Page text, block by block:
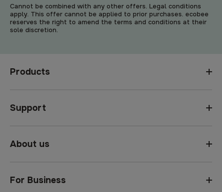
Cannot be combined with any other offers. Legal conditions
apply. This offer cannot be applied to prior purchases. ecobee
reserves the right to amend the terms and conditions at their
sole discretion.
Products
Support
About us
For Business